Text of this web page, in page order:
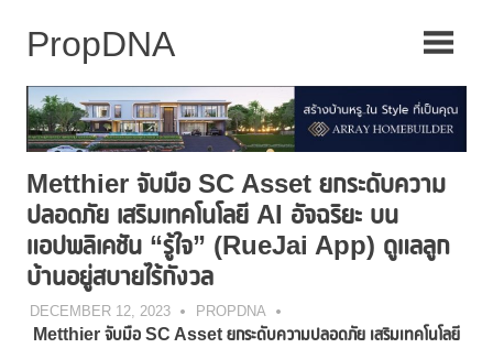
Metthier จับมือ SC Asset ยกระดับความ
ปลอดภัย เสริมเทคโนโลยี AI อัจฉริยะ บน
แอปพลิเคชัน “รู้ใจ” (RueJai App) ดูแลลูก
บ้านอยู่สบายไร้กังวล
DECEMBER 12, 2023 PROPDNA
Metthier จับมือ SC Asset ยกระดับความปลอดภัย เสริมเทคโนโลยี